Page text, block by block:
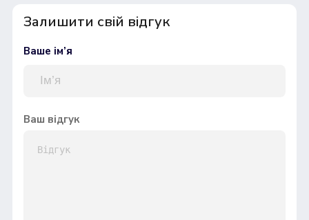
Залишити свій відгук
Ваше ім’я
Ваш відгук